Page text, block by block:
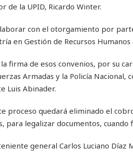
de la UPID, Ricardo Winter.
con el otorgamiento por
en Gestión de Recursos Humanos
firma de esos convenios, por su
Armadas y la Policía Nacional,
Luis Abinader.
proceso quedará eliminado el
para legalizar documentos, cuando
general Carlos Luciano